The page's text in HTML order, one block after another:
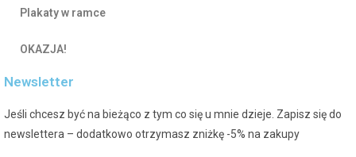
Plakaty w ramce
OKAZJA!
Newsletter
Jeśli chcesz być na bieżąco z tym co się u mnie dzieje. Zapisz się do
newslettera – dodatkowo otrzymasz zniżkę -5% na zakupy